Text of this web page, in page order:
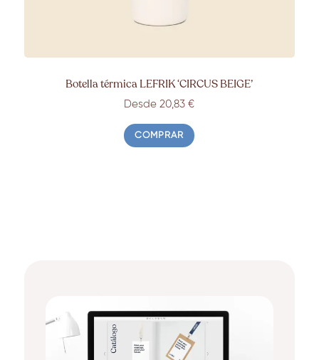
Botella térmica LEFRIK ‘CIRCUS BEIGE’
Desde 20,83 €
COMPRAR